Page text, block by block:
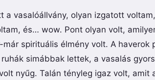
a vasalóállvány, olyan izgatott
és… wow. Pont olyan volt,
spirituális élmény volt. A haverok
simábbak lettek, a vasalás
nyűg. Talán tényleg igaz volt, amit